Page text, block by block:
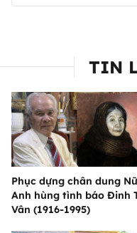
TIN
Phục dựng chân dung Nữ
Anh hùng tình báo Đinh
Vân (1916-1995)